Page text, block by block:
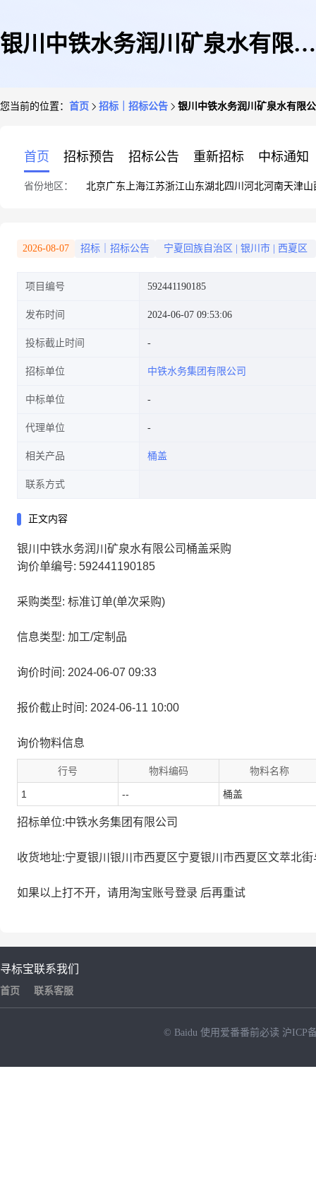
银川中铁水务润川矿泉水有限公
您当前的位置： 首页 招标｜招标公告 银川中铁水务润川矿泉水有限
首页 招标预告 招标公告 重新招标 中标通知
省份地区： 北京广东 上海江苏浙江山东湖北四川 河北河南天津山
2026-08-07 招标｜招标公告 宁夏回族自治区 银川市 西夏区
项目编号 592441190185
发布时间 2024-06-07 09:53:06
投标截止时间
招标单位 中铁水务集团有限公司
中标单位
代理单位
相关产品 桶盖
联系方式
正文内容
银川中铁水务润川矿泉水有限公司桶盖采购
询价单编号: 592441190185
采购类型: 标准订单(单次采购)
信息类型: 加工/定制品
询价时间: 2024-06-07 09:33
报价截止时间: 2024-06-11 10:00
询价物料信息
行号 物料编码 物料名称
1 -- 桶盖
招标单位:中铁水务集团有限公司
收货地址:宁夏银川银川市西夏区宁夏银川市西夏区文萃北
如果以上打不开，请用淘宝账号登录 后再重试
寻标宝
首页
联系我们
联系客服
© Baidu 使用爱番番前必读 沪ICP